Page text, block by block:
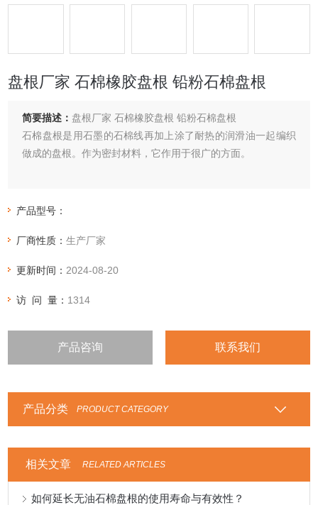
盘根厂家 石棉橡胶盘根 铅粉石棉盘根
简要描述： 盘根厂家 石棉橡胶盘根 铅粉石棉盘根
石棉盘根是用石墨的石棉线再加上涂了耐热的润滑油一起编织
做成的盘根。作为密封材料，它作用于很广的方面。
产品型号：
厂商性质：生产厂家
更新时间： 2024-08-20
访 问 量： 1314
产品咨询 联系我们
产品分类 PRODUCT CATEGORY
相关文章 RELATED ARTICLES
如何延长无油石棉盘根的使用寿命与有效性？